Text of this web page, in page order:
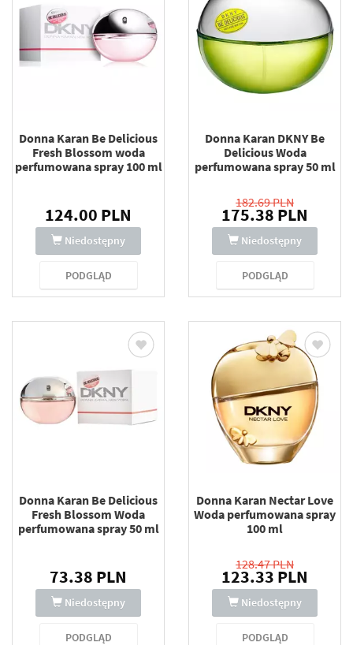
Donna Karan Be Delicious
Fresh Blossom woda
perfumowana spray 100 ml
124.00 PLN
Niedostępny
PODGLĄD
Donna Karan DKNY Be
Delicious Woda
perfumowana spray 50 ml
182.69 PLN
175.38 PLN
Niedostępny
PODGLĄD
Donna Karan Be Delicious
Fresh Blossom Woda
perfumowana spray 50 ml
73.38 PLN
Niedostępny
PODGLĄD
Donna Karan Nectar Love
Woda perfumowana spray
100 ml
128.47 PLN
123.33 PLN
Niedostępny
PODGLĄD